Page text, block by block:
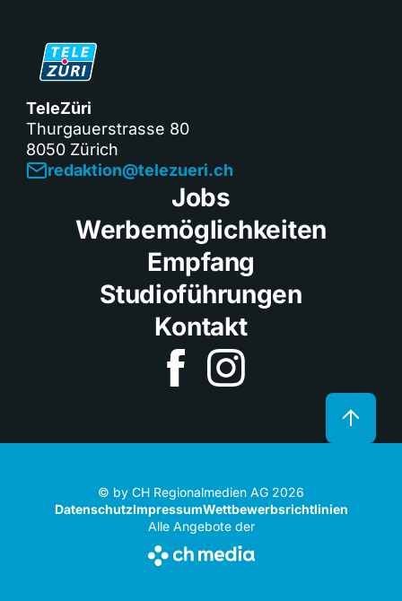
TeleZüri
Thurgauerstrasse 80
8050 Zürich
redaktion@telezueri.ch
Jobs
Werbemöglichkeiten
Empfang
Studioführungen
Kontakt
© by CH Regionalmedien AG 2026
DatenschutzImpressumWettbewerbsrichtlinien
Alle Angebote der